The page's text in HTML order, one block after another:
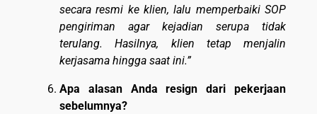
secara resmi ke klien, lalu memperbaiki SOP
pengiriman agar kejadian serupa tidak
terulang. Hasilnya, klien tetap menjalin
kerjasama hingga saat ini.”
Apa alasan Anda resign dari pekerjaan
sebelumnya?